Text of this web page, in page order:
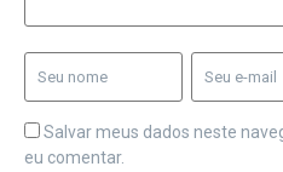
Salvar meus dados neste
eu comentar.